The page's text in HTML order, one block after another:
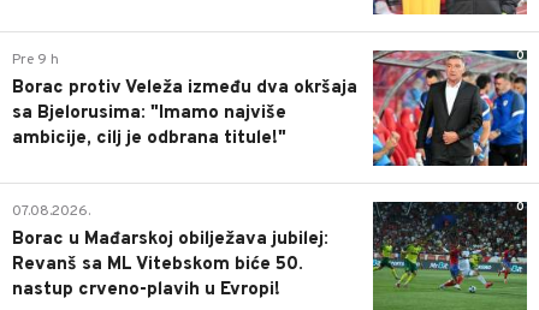
0
Pre 9 h
Borac protiv Veleža između dva okršaja
sa Bjelorusima: "Imamo najviše
ambicije, cilj je odbrana titule!"
0
07.08.2026.
Borac u Mađarskoj obilježava jubilej:
Revanš sa ML Vitebskom biće 50.
nastup crveno-plavih u Evropi!